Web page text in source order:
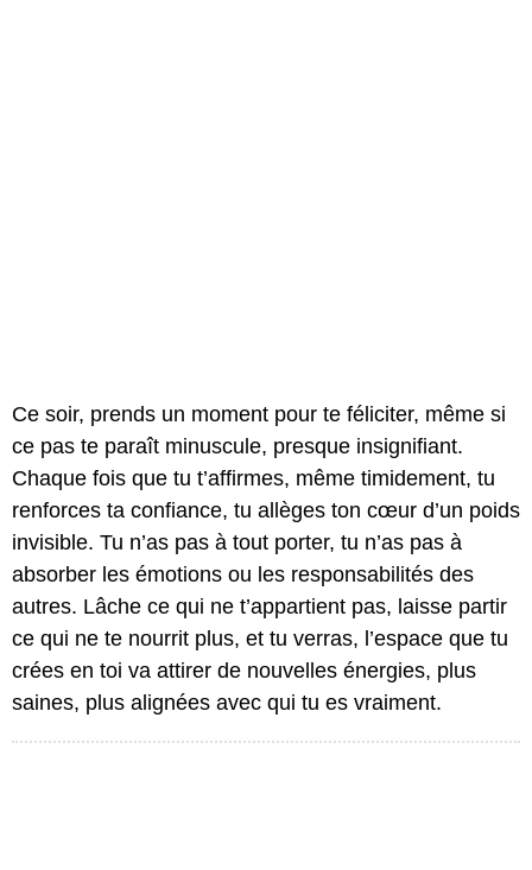
Ce soir, prends un moment pour te féliciter, même si
ce pas te paraît minuscule, presque insignifiant.
Chaque fois que tu t’affirmes, même timidement, tu
renforces ta confiance, tu allèges ton cœur d’un poids
invisible. Tu n’as pas à tout porter, tu n’as pas à
absorber les émotions ou les responsabilités des
autres. Lâche ce qui ne t’appartient pas, laisse partir
ce qui ne te nourrit plus, et tu verras, l’espace que tu
crées en toi va attirer de nouvelles énergies, plus
saines, plus alignées avec qui tu es vraiment.